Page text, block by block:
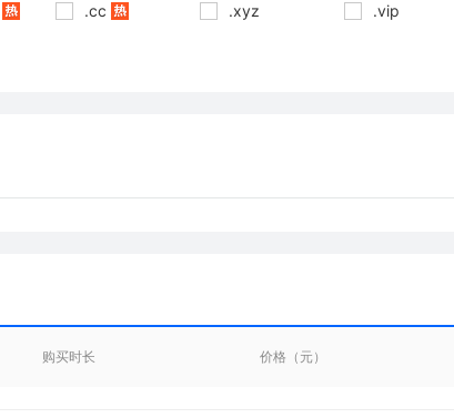
.cc .xyz
.vip
购买时长 价格（元）